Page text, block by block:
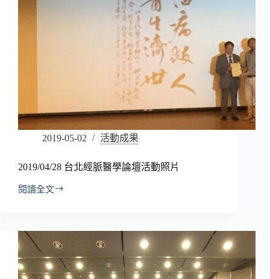
2019-05-02 活動成果
2019/04/28 台北經脈醫學論壇活動照片
閱讀全文